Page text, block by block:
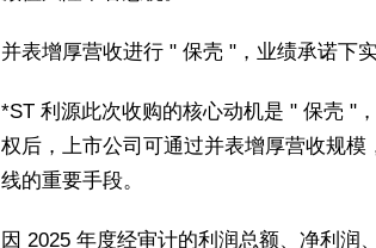
并表增厚营收进行 " 保壳 "，业绩承诺下
*ST 利源此次收购的核心动机是 " 保壳 "
权后，上市公司可通过并表增厚营收规
线的重要手段。
因 2025 年度经审计的利润总额、净利润